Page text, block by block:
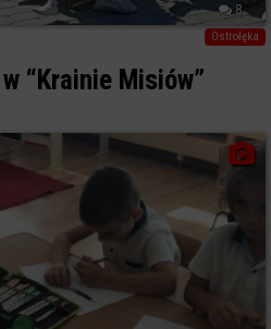
8
Ostrołęka
“Krainie Misiów”